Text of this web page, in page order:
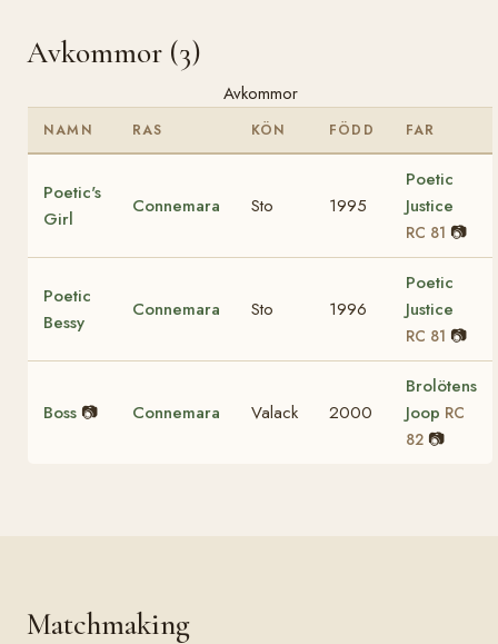
Avkommor (3)
Avkommor
NAMN RAS KÖN FÖDD FAR
Poetic's
Girl
Connemara Sto 1995
Poetic
Justice
RC 81 📷
Poetic
Bessy
Connemara Sto 1996
Poetic
Justice
RC 81 📷
Boss 📷 Connemara Valack 2000
Brolötens
Joop RC
82 📷
Matchmaking